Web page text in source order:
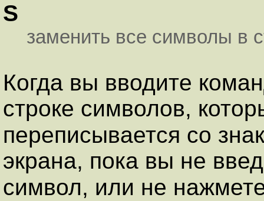
S
заменить все символы в
Когда вы вводите
строке символов,
переписывается со
экрана, пока вы не
символ, или не